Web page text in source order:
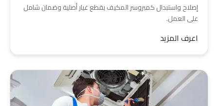
إصلاح واستبدال كمبروسر المكيف بقطع غيار أصلية وضمان شامل
على العمل.
اعرف المزيد